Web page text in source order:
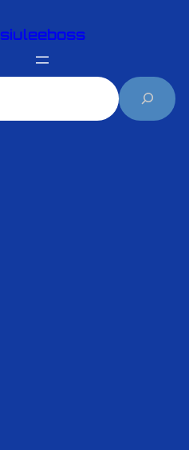
siuleeboss